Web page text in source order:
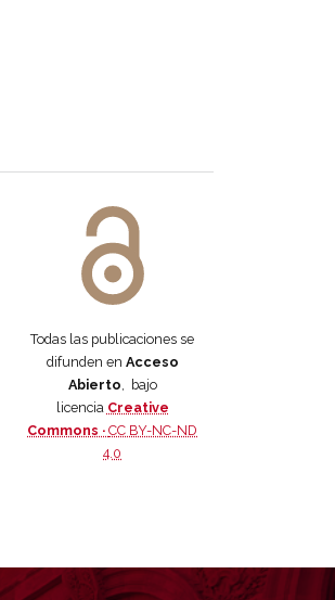
Todas las publicaciones se
difunden en Acceso
Abierto, bajo
licencia Creative
Commons ·CC BY-NC-ND
4.0